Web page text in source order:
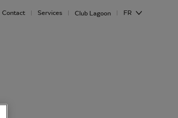
Contact Services Club Lagoon FR